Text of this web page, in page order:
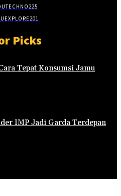
225
201
Picks
Tepat Konsumsi Jamu
IMP Jadi Garda Terdepan